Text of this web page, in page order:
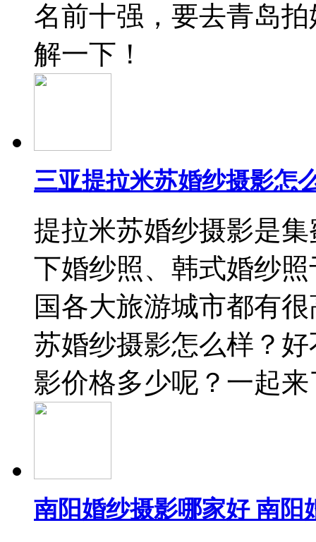
名前十强，要去青岛
解一下！
三亚提拉米苏婚纱摄影怎
提拉米苏婚纱摄影是
下婚纱照、韩式婚纱
国各大旅游城市都有
苏婚纱摄影怎么样？
影价格多少呢？一起
南阳婚纱摄影哪家好 南阳